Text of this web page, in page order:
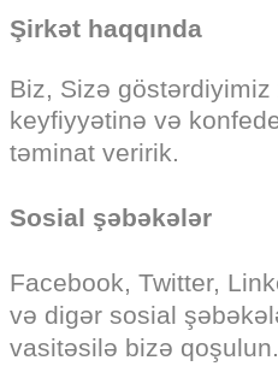
Şirkət haqqında
Biz, Sizə göstərdiyimiz
keyfiyyətinə və
təminat veririk.
Sosial şəbəkələr
Facebook, Twitter,
və digər sosial
vasitəsilə bizə qoşulun.